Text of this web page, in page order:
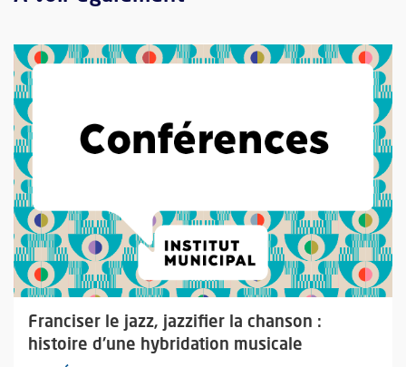
Franciser le jazz, jazzifier la chanson :
histoire d'une hybridation musicale
Plus d'information sur l'évènement : Franciser le jazz,